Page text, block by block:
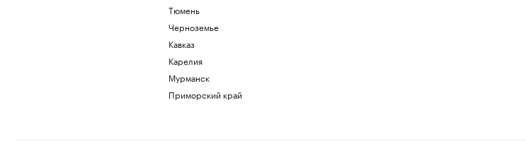
Тюмень
Черноземье
Кавказ
Карелия
Мурманск
Приморский край